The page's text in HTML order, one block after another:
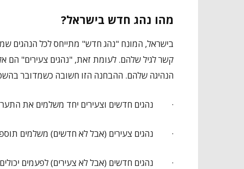
מהו נהג חדש בישראל?
בישראל, המונח "נהג חדש" מתייחס לכל הנהגים
הנהיגה שלהם. ההבחנה הזו חשובה כשמדובר
· נהגים חדשים וצעירים יחד משלמים את
· נהגים צעירים (אבל לא חדשים) משלמים
· נהגים חדשים (אבל לא צעירים) לפעמים